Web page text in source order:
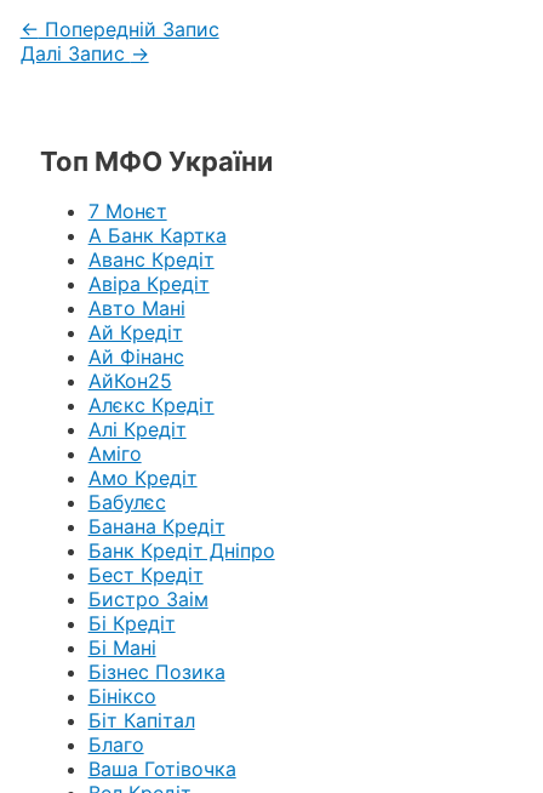
← Попередній Запис
Далі Запис →
Топ МФО України
7 Монєт
А Банк Картка
Аванс Кредіт
Авіра Кредіт
Авто Мані
Ай Кредіт
Ай Фінанс
АйКон25
Алєкс Кредіт
Алі Кредіт
Аміго
Амо Кредіт
Бабулєс
Банана Кредіт
Банк Кредіт Дніпро
Бест Кредіт
Бистро Заім
Бі Кредіт
Бі Мані
Бізнес Позика
Бініксо
Біт Капітал
Благо
Ваша Готівочка